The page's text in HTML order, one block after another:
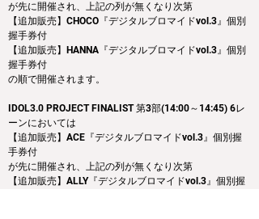
が先に開催され、上記の列が無くなり次第
【追加販売】CHOCO『デジタルブロマイドvol.3』個別
握手券付
【追加販売】HANNA『デジタルブロマイドvol.3』個別
握手券付
の順で開催されます。
IDOL3.0 PROJECT FINALIST 第3部(14:00～14:45) 6レ
ーンにおいては
【追加販売】ACE『デジタルブロマイドvol.3』個別握
手券付
が先に開催され、上記の列が無くなり次第
【追加販売】ALLY『デジタルブロマイドvol.3』個別握